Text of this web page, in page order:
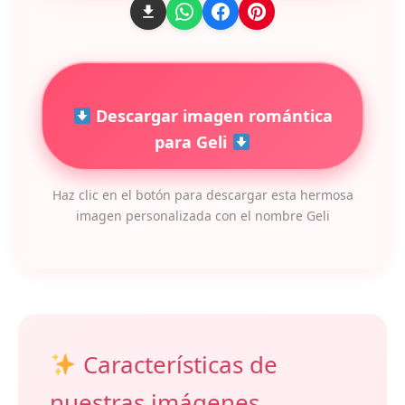
Descargar imagen romántica
para Geli
Haz clic en el botón para descargar esta hermosa
imagen personalizada con el nombre Geli
Características de